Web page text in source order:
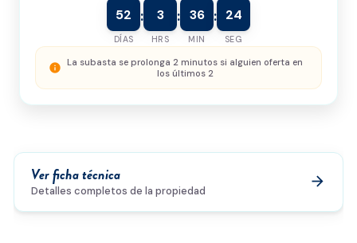
política de privacidady el
tratamiento de
Enviar solicitud
52
DÍAS
: 3
HRS
: 36
MIN
: 24
SEG
info La subasta se prolonga 2 minutos si alguien oferta en
los últimos 2
Ver ficha técnica
Detalles completos de la propiedad
arrow_forward